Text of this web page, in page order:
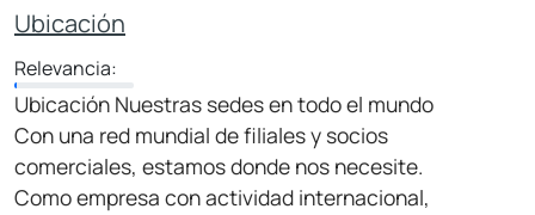
Ubicación
Relevancia:
Ubicación Nuestras sedes en todo el mundo
Con una red mundial de filiales y socios
comerciales, estamos donde nos necesite.
Como empresa con actividad internacional,